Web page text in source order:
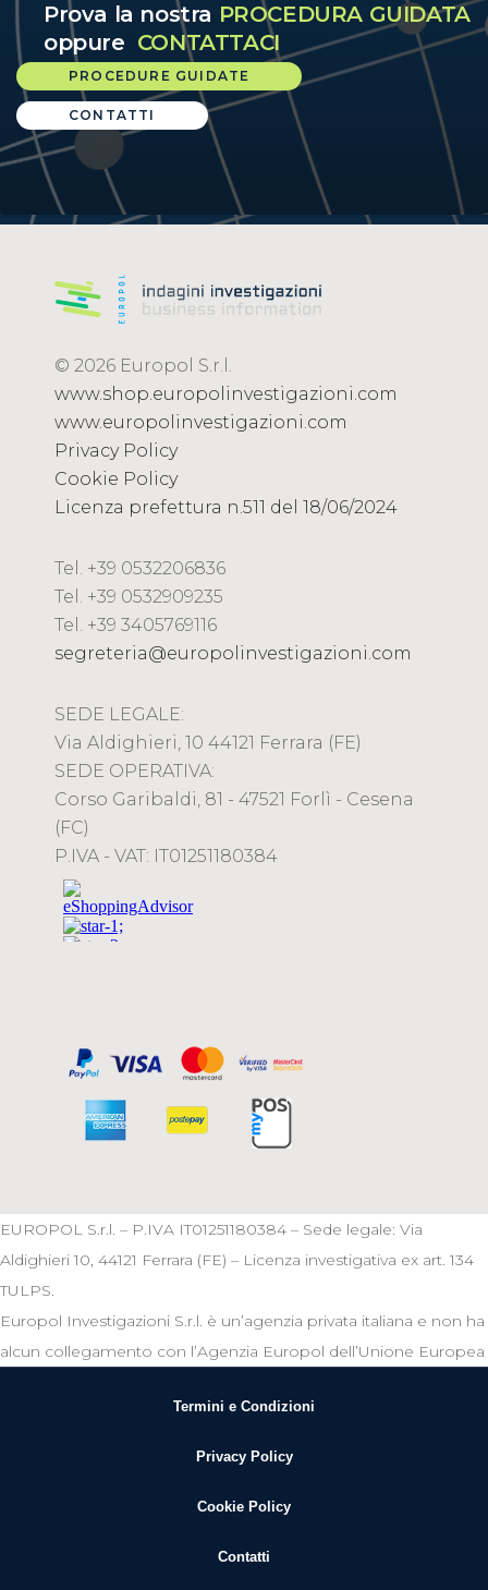
Prova la nostra PROCEDURA GUIDATA
oppure CONTATTACI
PROCEDURE GUIDATE
CONTATTI
© 2026 Europol S.r.l.
www.shop.europolinvestigazioni.com
www.europolinvestigazioni.com
Privacy Policy
Cookie Policy
Licenza prefettura n.511 del 18/06/2024
Tel. +39 0532206836
Tel. +39 0532909235
Tel. +39 3405769116
segreteria@europolinvestigazioni.com
SEDE LEGALE:
Via Aldighieri, 10 44121 Ferrara (FE)
SEDE OPERATIVA:
Corso Garibaldi, 81 - 47521 Forlì - Cesena
(FC)
P.IVA - VAT: IT01251180384
EUROPOL S.r.l. – P.IVA IT01251180384 – Sede legale: Via
Aldighieri 10, 44121 Ferrara (FE) – Licenza investigativa ex art. 134
TULPS.
Europol Investigazioni S.r.l. è un’agenzia privata italiana e non ha
alcun collegamento con l’Agenzia Europol dell’Unione Europea
Termini e Condizioni
Privacy Policy
Cookie Policy
Contatti